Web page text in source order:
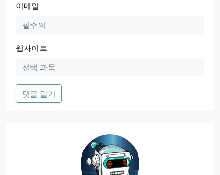
이메일
웹사이트
댓글 달기